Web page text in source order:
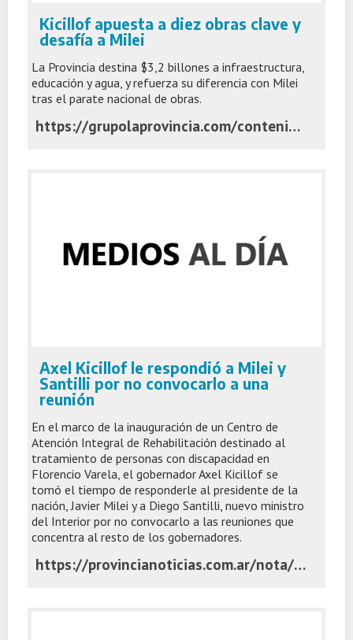
Kicillof apuesta a diez obras clave y
desafía a Milei
La Provincia destina $3,2 billones a infraestructura,
educación y agua, y refuerza su diferencia con Milei
tras el parate nacional de obras.
https://grupolaprovincia.com/contenido/591944/kicillof-apuesta-a-diez-obras-clave-y-desafia-a-milei
Axel Kicillof le respondió a Milei y
Santilli por no convocarlo a una
reunión
En el marco de la inauguración de un Centro de
Atención Integral de Rehabilitación destinado al
tratamiento de personas con discapacidad en
Florencio Varela, el gobernador Axel Kicillof se
tomó el tiempo de responderle al presidente de la
nación, Javier Milei y a Diego Santilli, nuevo ministro
del Interior por no convocarlo a las reuniones que
concentra al resto de los gobernadores.
https://provincianoticias.com.ar/nota/19989/axel-kicillof-le-respondio-a-milei-y-santilli-por-no-convocarlo-a-una-reunion/